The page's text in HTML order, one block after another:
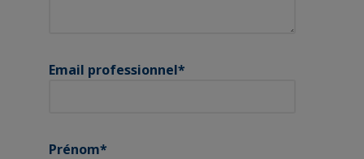
Email professionnel*
Prénom*